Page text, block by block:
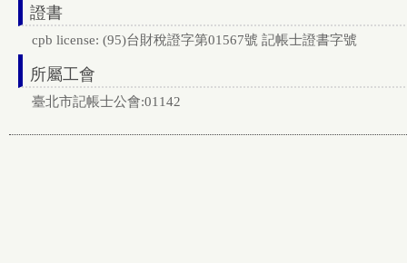
證書
cpb license: (95)台財稅證字第01567號 記帳士證書字號
所屬工會
臺北市記帳士公會:01142